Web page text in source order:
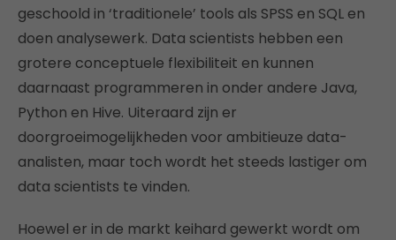
geschoold in ‘traditionele’ tools als SPSS en SQL en
doen analysewerk. Data scientists hebben een
grotere conceptuele flexibiliteit en kunnen
daarnaast programmeren in onder andere Java,
Python en Hive. Uiteraard zijn er
doorgroeimogelijkheden voor ambitieuze data-
analisten, maar toch wordt het steeds lastiger om
data scientists te vinden.
Hoewel er in de markt keihard gewerkt wordt om